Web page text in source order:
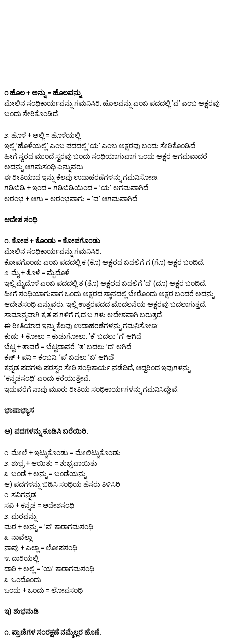
೧ ಹೊಲ + ಅನ್ನು = ಹೊಲವನ್ನು
ಮೇಲಿನ ಸಂಧಿಕಾರ್ಯವನ್ನು ಗಮನಿಸಿರಿ. ಹೊಲವನ್ನು ಎಂಬ ಪದದಲ್ಲಿ ʼವʼ ಎಂಬ ಅಕ್ಷರವು
ಬಂದು ಸೇರಿಕೊಂಡಿದೆ.
೨. ಹೊಳೆ + ಅಲ್ಲಿ = ಹೊಳೆಯಲ್ಲಿ
ಇಲ್ಲಿ ʼಹೊಳೆಯಲ್ಲಿʼ ಎಂಬ ಪದದಲ್ಲಿ ʼಯʼ ಎಂಬ ಅಕ್ಷರವು ಬಂದು ಸೇರಿಕೊಂಡಿದೆ.
ಹೀಗೆ ಸ್ವರದ ಮುಂದೆ ಸ್ವರವು ಬಂದು ಸಂಧಿಯಾಗುವಾಗ ಒಂದು ಅಕ್ಷರ ಆಗಮವಾದರೆ
ಅದನ್ನು ಆಗಮಸಂಧಿ ಎನ್ನುವರು.
ಈ ರೀತಿಯಾದ ಇನ್ನು ಕೆಲವು ಉದಾಹರಣೆಗಳನ್ನು ಗಮನಿಸೋಣ.
ಗಡಿಬಿಡಿ + ಇಂದ = ಗಡಿಬಿಡಿಯಿಂದ = ʼಯʼ ಆಗಮವಾಗಿದೆ.
ಆರಂಭ + ಆಗು = ಆರಂಭವಾಗು = ʼವʼ ಆಗಮವಾಗಿದೆ.
ಆದೇಶ ಸಂಧಿ
೧. ಕೋಪ + ಕೊಂಡು = ಕೋಪಗೊಂಡು
ಮೇಲಿನ ಸಂಧಿಕಾರ್ಯವನ್ನು ಗಮನಿಸಿರಿ.
ಕೋಪಗೊಂಡು ಎಂಬ ಪದದಲ್ಲಿ ಕ (ಕೊ) ಅಕ್ಷರದ ಬದಲಿಗೆ ಗ (ಗೊ) ಅಕ್ಷರ ಬಂದಿದೆ.
೨. ಮೈ + ತೊಳೆ = ಮೈದೊಳೆ
ಇಲ್ಲಿ ಮೈದೊಳೆ ಎಂಬ ಪದದಲ್ಲಿ ತ (ತೊ) ಅಕ್ಷರದ ಬದಲಿಗೆ ʼದʼ (ದೂ) ಅಕ್ಷರ ಬಂದಿದೆ.
ಹೀಗೆ ಸಂಧಿಯಾಗುವಾಗ ಒಂದು ಅಕ್ಷರದ ಸ್ಥಾನದಲ್ಲಿ ಬೇರೊಂದು ಅಕ್ಷರ ಬಂದರೆ ಅದನ್ನು
ಆದೇಶಸಂಧಿ ಎನ್ನುವರು. ಇಲ್ಲಿ ಉತ್ತರಪದದ ಮೊದಲನೆಯ ಅಕ್ಷರವು ಬದಲಾಗುತ್ತದೆ.
ಸಾಮಾನ್ಯವಾಗಿ ಕ,ತ.ಪ ಗಳಿಗೆ ಗ,ದ.ಬ ಗಳು ಆದೇಶವಾಗಿ ಬರುತ್ತದೆ.
ಈ ರೀತಿಯಾದ ಇನ್ನು ಕೆಲವು ಉದಾಹರಣೆಗಳನ್ನು ಗಮನಿಸೋಣ:
ಕುಡು + ಕೋಲು = ಕುಡುಗೋಲು. ʼಕʼ ಬದಲು ʼಗʼ ಆಗಿದೆ
ಬೆಟ್ಟ + ತಾವರೆ = ಬೆಟ್ಟದಾವರೆ. ʼತʼ ಬದಲು ʼದʼ ಆಗಿದೆ
ಕಣ್ + ಪನಿ = ಕಂಬನಿ. ʼಪʼ ಬದಲು ʼಬʼ ಆಗಿದೆ
ಕನ್ನಡ ಪದಗಳು ಪರಸ್ಪರ ಸೇರಿ ಸಂಧಿಕಾರ್ಯ ನಡೆದಿದೆ, ಆದ್ದರಿಂದ ಇವುಗಳನ್ನು
ʼಕನ್ನಡಸಂಧಿʼ ಎಂದು ಕರೆಯುತ್ತೇವೆ.
ಇದುವರೆಗೆ ನಾವು ಮೂರು ರೀತಿಯ ಸಂಧಿಕಾರ್ಯಗಳನ್ನು ಗಮನಿಸಿದ್ದೇವೆ.
ಭಾಷಾಭ್ಯಾಸ
ಅ) ಪದಗಳನ್ನು ಕೂಡಿಸಿ ಬರೆಯಿರಿ.
೧. ಮೇಲೆ + ಇಟ್ಟುಕೊಂಡು = ಮೇಲಿಟ್ಟುಕೊಂಡು
೨. ಶುಭ್ರ + ಆಯಿತು = ಶುಭ್ರವಾಯಿತು
೩. ಬಂಡೆ + ಅನ್ನು = ಬಂಡೆಯನ್ನು
ಆ) ಪದಗಳನ್ನು ಬಿಡಿಸಿ ಸಂಧಿಯ ಹೆಸರು ತಿಳಿಸಿರಿ
೧. ಸವಿಗನ್ನಡ
ಸವಿ + ಕನ್ನಡ = ಆದೇಶಸಂಧಿ
೨. ಮರವನ್ನು
ಮರ + ಅನ್ನು = ʼವʼ ಕಾರಾಗಮಸಂಧಿ
೩. ನಾವೆಲ್ಲಾ
ನಾವು + ಎಲ್ಲಾ = ಲೋಪಸಂಧಿ
೪. ದಾರಿಯಲ್ಲಿ
ದಾರಿ + ಅಲ್ಲಿ = ʼಯʼ ಕಾರಾಗಮಸಂಧಿ
೩. ಒಂದೊಂದು
ಒಂದು + ಒಂದು = ಲೋಪಸಂಧಿ
ಇ) ಶುಭನುಡಿ
೧. ಪ್ರಾಣಿಗಳ ಸಂರಕ್ಷಣೆ ನಮ್ಮೆಲ್ಲರ ಹೊಣೆ.